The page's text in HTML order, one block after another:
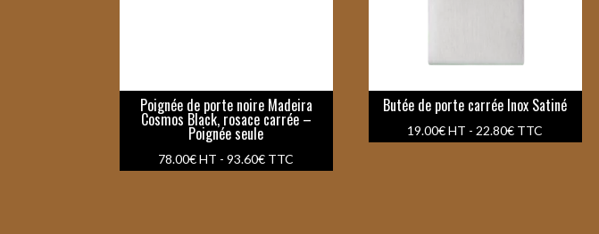
Poignée de porte noire Madeira
Cosmos Black, rosace carrée –
Poignée seule
78.00€ HT -93.60€ TTC
Butée de porte carrée Inox Satiné
19.00€ HT - 22.80€ TTC